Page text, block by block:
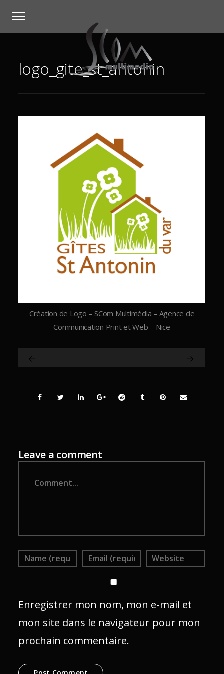
logo_gite_st_antonin
Création de Logo – SCom Multimédia – Agence de
Communication Print et Web – Nice
Leave a comment
Enregistrer mon nom, mon e-mail et
mon site dans le navigateur pour mon
prochain commentaire.